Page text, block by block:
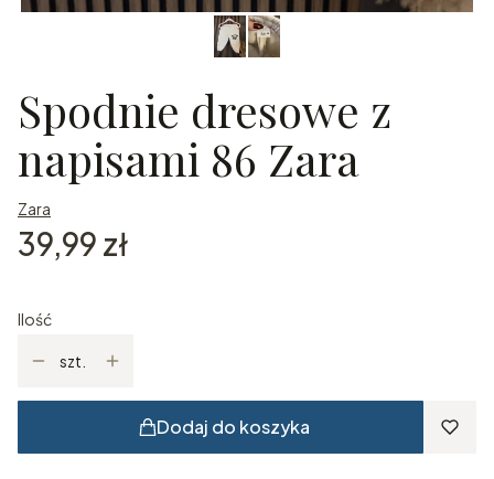
Spodnie dresowe z
napisami 86 Zara
Zara
Cena
39,99 zł
Ilość
szt.
Dodaj do koszyka